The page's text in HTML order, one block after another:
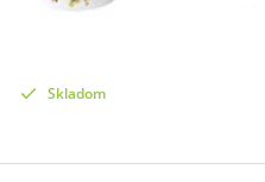
Skladom